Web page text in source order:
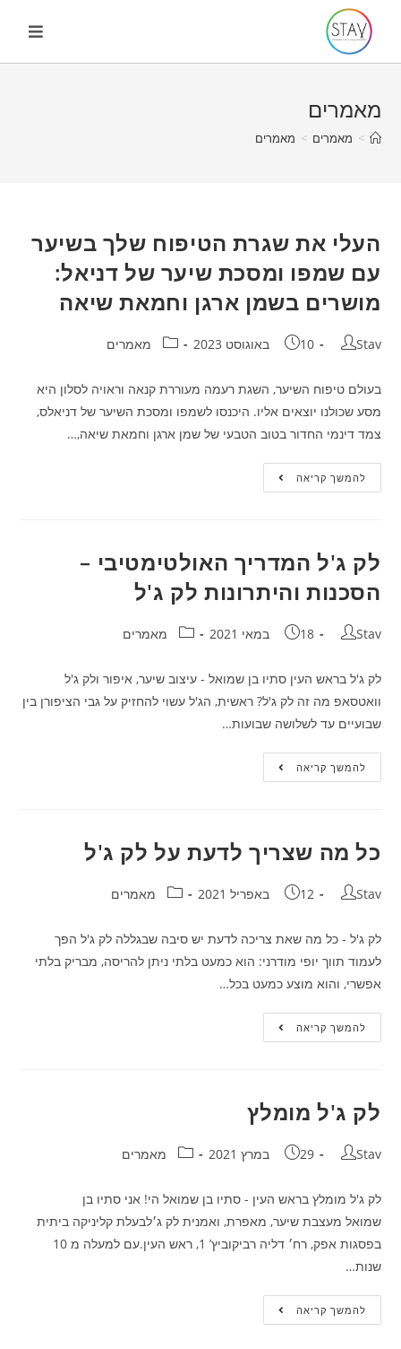
content
מאמרים
> מאמרים > מאמרים
העלי את שגרת הטיפוח שלך בשיער
עם שמפו ומסכת שיער של דניאל:
מושרים בשמן ארגן וחמאת שיאה
מחבר:
Stav פורסם:
10 באוגוסט 2023 קטגוריה:מאמרים
בעולם טיפוח השיער, השגת רעמה מעוררת קנאה וראויה לסלון היא
מסע שכולנו יוצאים אליו. היכנסו לשמפו ומסכת השיער של דניאלס,
צמד דינמי החדור בטוב הטבעי של שמן ארגן וחמאת שיאה,…
להמשך קריאההעלי
את
שמפו
שיער
של
מושרים
בשמן
שיאה
לק ג'ל המדריך האולטימטיבי –
הסכנות והיתרונות לק ג'ל
מחבר:
Stav פורסם:
18 במאי 2021 קטגוריה:מאמרים
לק ג'ל בראש העין סתיו בן שמואל - עיצוב שיער, איפור ולק ג'ל
וואטסאפ מה זה לק ג'ל? ראשית, הג'ל עשוי להחזיק על גבי הציפורן בין
שבועיים עד לשלושה שבועות…
להמשך קריאהלק
ג'ל
לק
כל מה שצריך לדעת על לק ג'ל
מחבר:
Stav פורסם:
12 באפריל 2021 קטגוריה:מאמרים
לק ג'ל - כל מה שאת צריכה לדעת יש סיבה שבגללה לק ג'ל הפך
לעמוד תווך יופי מודרני: הוא כמעט בלתי ניתן להריסה, מבריק בלתי
אפשרי, והוא מוצע כמעט בכל…
להמשך קריאהכל
מה
לק ג'ל מומלץ
מחבר:
Stav פורסם:
29 במרץ 2021 קטגוריה:מאמרים
לק ג'ל מומלץ בראש העין - סתיו בן שמואל הי! אני סתיו בן
שמואל מעצבת שיער, מאפרת, ואמנית לק ג׳לבעלת קליניקה ביתית
בפסגות אפק, רח׳ דליה רביקוביץ’ 1, ראש העין.עם למעלה מ 10
שנות…
להמשך קריאהלק
ג'ל